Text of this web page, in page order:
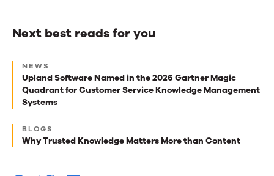
Next best reads for you
Next
best
reads
for
you
NEWS
Upland Software Named in the 2026 Gartner Magic
Quadrant for Customer Service Knowledge Management
Systems
BLOGS
Why Trusted Knowledge Matters More than Content